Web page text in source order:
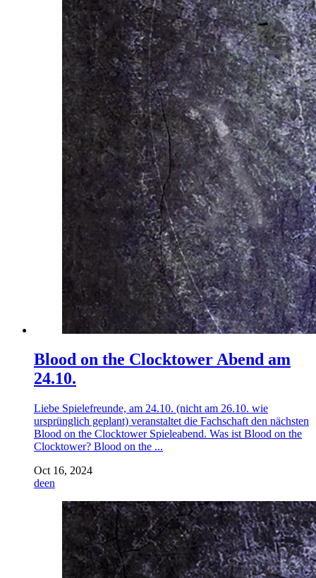
Blood on the Clocktower Abend am
24.10.
Liebe Spielefreunde, am 24.10. (nicht am 26.10. wie
ursprünglich geplant) veranstaltet die Fachschaft den nächsten
Blood on the Clocktower Spieleabend. Was ist Blood on the
Clocktower? Blood on the ...
Oct 16, 2024
deen